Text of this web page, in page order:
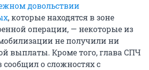
довольствии
, которые находятся в зоне
операции, — некоторые из
не получили ни
выплаты. Кроме того, глава СПЧ
сообщил о сложностях с